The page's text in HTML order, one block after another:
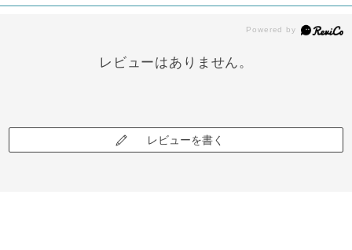
レビューはありません。
レビューを書く